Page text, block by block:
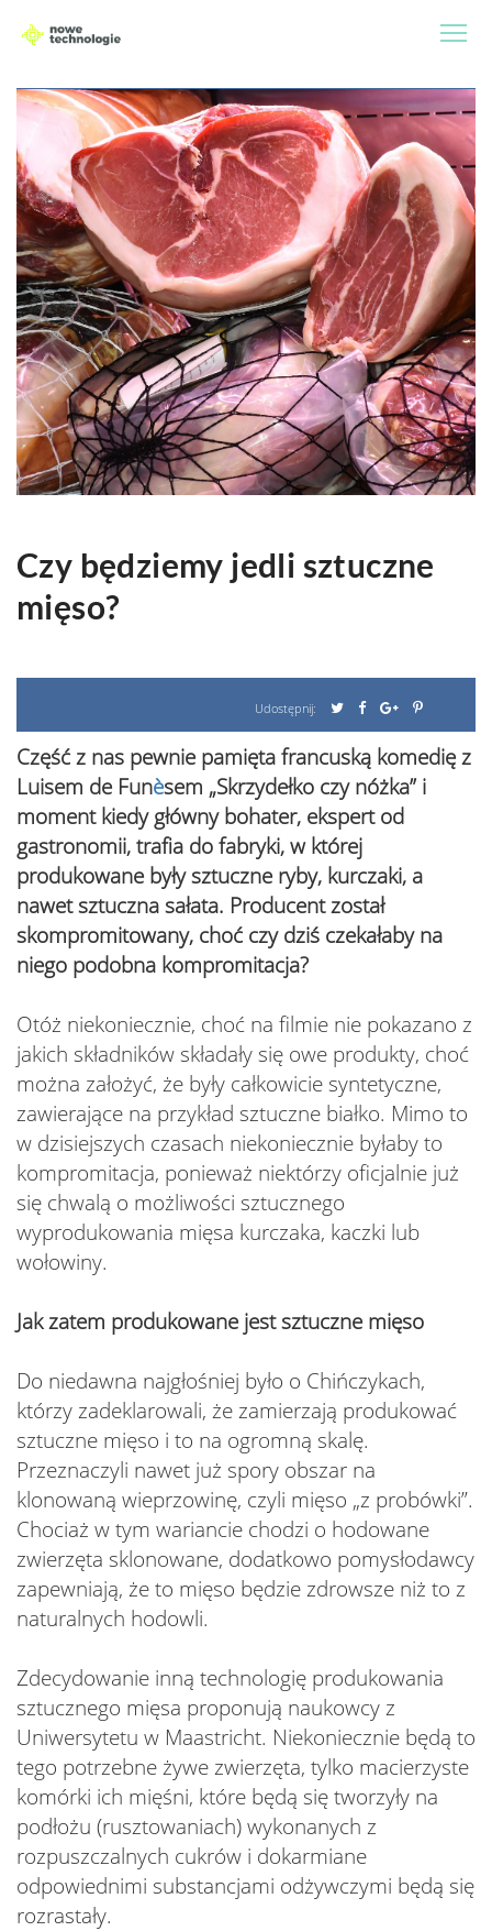
Czy będziemy jedli sztuczne
mięso?
Udostępnij:
Część z nas pewnie pamięta francuską komedię z
Luisem de Funèsem „Skrzydełko czy nóżka” i
moment kiedy główny bohater, ekspert od
gastronomii, trafia do fabryki, w której
produkowane były sztuczne ryby, kurczaki, a
nawet sztuczna sałata. Producent został
skompromitowany, choć czy dziś czekałaby na
niego podobna kompromitacja?
Otóż niekoniecznie, choć na filmie nie pokazano z
jakich składników składały się owe produkty, choć
można założyć, że były całkowicie syntetyczne,
zawierające na przykład sztuczne białko. Mimo to
w dzisiejszych czasach niekoniecznie byłaby to
kompromitacja, ponieważ niektórzy oficjalnie już
się chwalą o możliwości sztucznego
wyprodukowania mięsa kurczaka, kaczki lub
wołowiny.
Jak zatem produkowane jest sztuczne mięso
Do niedawna najgłośniej było o Chińczykach,
którzy zadeklarowali, że zamierzają produkować
sztuczne mięso i to na ogromną skalę.
Przeznaczyli nawet już spory obszar na
klonowaną wieprzowinę, czyli mięso „z probówki”.
Chociaż w tym wariancie chodzi o hodowane
zwierzęta sklonowane, dodatkowo pomysłodawcy
zapewniają, że to mięso będzie zdrowsze niż to z
naturalnych hodowli.
Zdecydowanie inną technologię produkowania
sztucznego mięsa proponują naukowcy z
Uniwersytetu w Maastricht. Niekoniecznie będą to
tego potrzebne żywe zwierzęta, tylko macierzyste
komórki ich mięśni, które będą się tworzyły na
podłożu (rusztowaniach) wykonanych z
rozpuszczalnych cukrów i dokarmiane
odpowiednimi substancjami odżywczymi będą się
rozrastały.